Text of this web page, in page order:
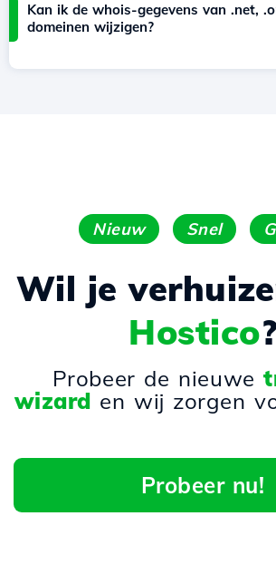
Kan ik de whois-gegevens van .net,
domeinen wijzigen?
Nieuw Snel
Wil je
Hostico?
Probeer de nieuwe
wizard en wij zorgen
Probeer nu!